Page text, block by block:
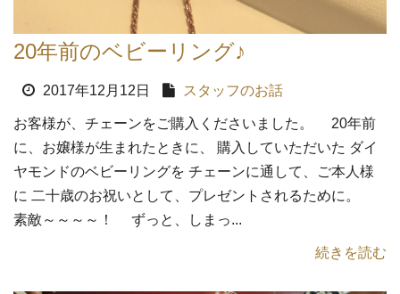
20年前のベビーリング♪
2017年12月12日 スタッフのお話
お客様が、チェーンをご購入くださいました。 20年前
に、お嬢様が生まれたときに、 購入していただいた ダイ
ヤモンドのベビーリングを チェーンに通して、ご本人様
に 二十歳のお祝いとして、プレゼントされるために。
素敵～～～～！ ずっと、しまっ...
続きを読む